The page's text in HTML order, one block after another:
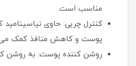
مناسب است.
کنترل چربی: حاوی نیاسینامید
پوست و کاهش منافذ کمک
روشن کننده پوست: به روشن